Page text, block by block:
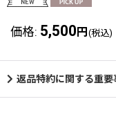
価格: 5,500 円 (税込)
返品特約に関する重要